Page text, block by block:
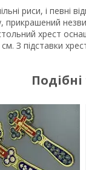
риси, і певні
хрест
З підставки